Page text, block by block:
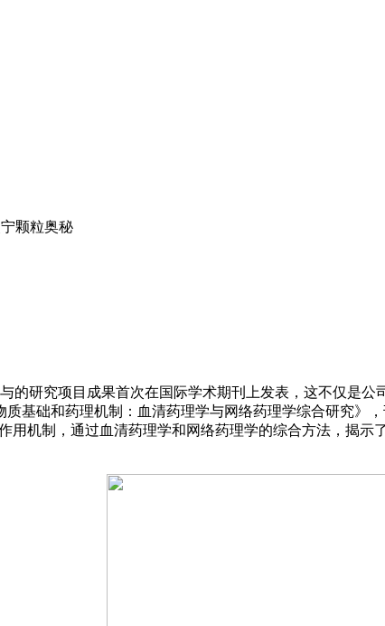
颗粒奥秘
研究项目成果首次在国际学术期刊上发表，这不仅是公
础和药理机制：血清药理学与网络药理学综合研究》，
用机制，通过血清药理学和网络药理学的综合方法，揭